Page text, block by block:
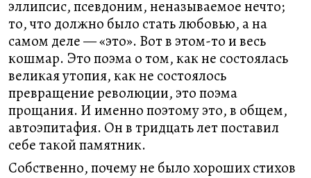
эллипсис, псевдоним, неназываемое нечто;
то, что должно было стать любовью, а на
самом деле — «это». Вот в этом-то и весь
кошмар. Это поэма о том, как не состоялась
великая утопия, как не состоялось
превращение революции, это поэма
прощания. И именно поэтому это, в общем,
автоэпитафия. Он в тридцать лет поставил
себе такой памятник.
Собственно, почему не было хороших стихов